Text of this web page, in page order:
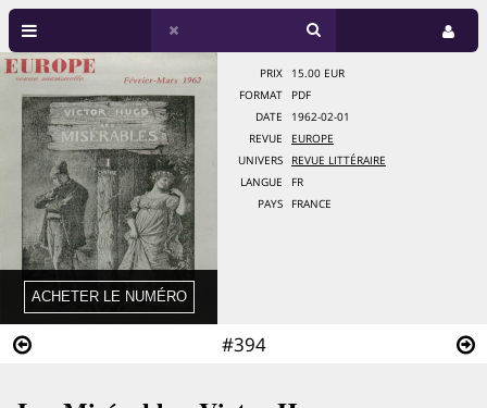
#394
PRIX
15.00 EUR
FORMAT
PDF
DATE
1962-02-01
REVUE
EUROPE
UNIVERS
REVUE LITTÉRAIRE
LANGUE
FR
PAYS
FRANCE